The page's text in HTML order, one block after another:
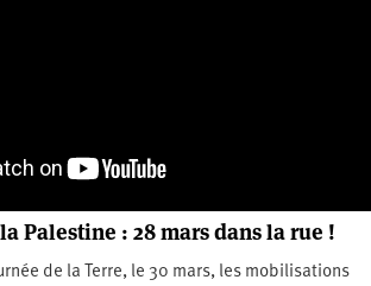
Palestine : 28 mars dans la rue !
de la Terre, le 30 mars, les mobilisations